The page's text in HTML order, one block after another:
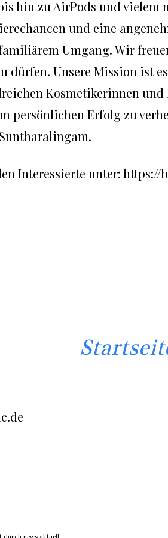
hin zu AirPods und vielem
und eine
Umgang. Wir
dürfen. Unsere Mission ist
Kosmetikerinnen und
persönlichen Erfolg zu
Interessierte unter: